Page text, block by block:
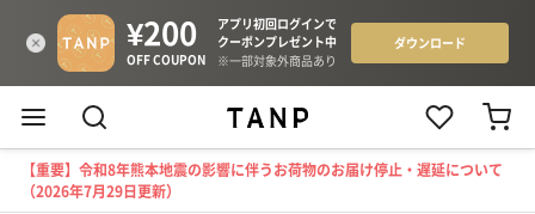
【重要】令和8年熊本地震の影響に伴うお荷物のお届け停止・遅延について
（2026年7月29日更新）